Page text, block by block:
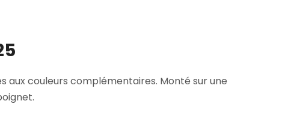
aux couleurs complémentaires. Monté sur une